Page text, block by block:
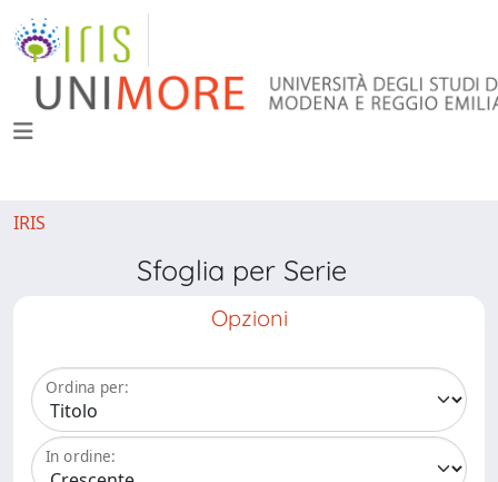
IRIS
Sfoglia per Serie
Opzioni
Ordina per:
In ordine: